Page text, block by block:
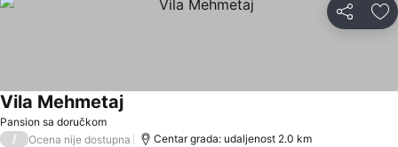
Deli
Pansion sa doručkom
Vila Mehmetaj
/ Ocena nije dostupna Centar grada: udaljenost 2.0 km